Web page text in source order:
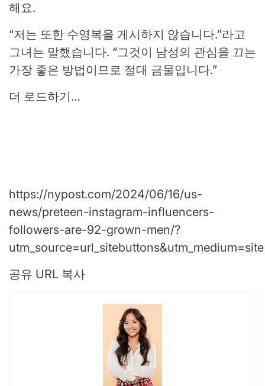
해요.
“저는 또한 수영복을 게시하지 않습니다.”라고
그녀는 말했습니다. “그것이 남성의 관심을 끄는
가장 좋은 방법이므로 절대 금물입니다.”
더 로드하기…
https://nypost.com/2024/06/16/us-
news/preteen-instagram-influencers-
followers-are-92-grown-men/?
공유 URL 복사